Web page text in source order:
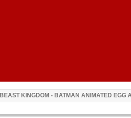
BEAST KINGDOM - BATMAN ANIMATED EGG